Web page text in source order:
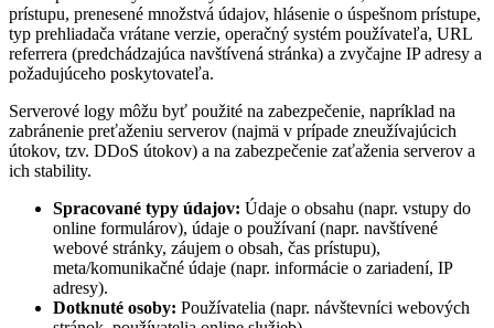
prístupu, prenesené množstvá údajov, hlásenie o úspešnom prístupe,
typ prehliadača vrátane verzie, operačný systém používateľa, URL
referrera (predchádzajúca navštívená stránka) a zvyčajne IP adresy a
požadujúceho poskytovateľa.
Serverové logy môžu byť použité na zabezpečenie, napríklad na
zabránenie preťaženiu serverov (najmä v prípade zneužívajúcich
útokov, tzv. DDoS útokov) a na zabezpečenie zaťaženia serverov a
ich stability.
Spracované typy údajov: Údaje o obsahu (napr. vstupy do
online formulárov), údaje o používaní (napr. navštívené
webové stránky, záujem o obsah, čas prístupu),
meta/komunikačné údaje (napr. informácie o zariadení, IP
adresy).
Dotknuté osoby: Používatelia (napr. návštevníci webových